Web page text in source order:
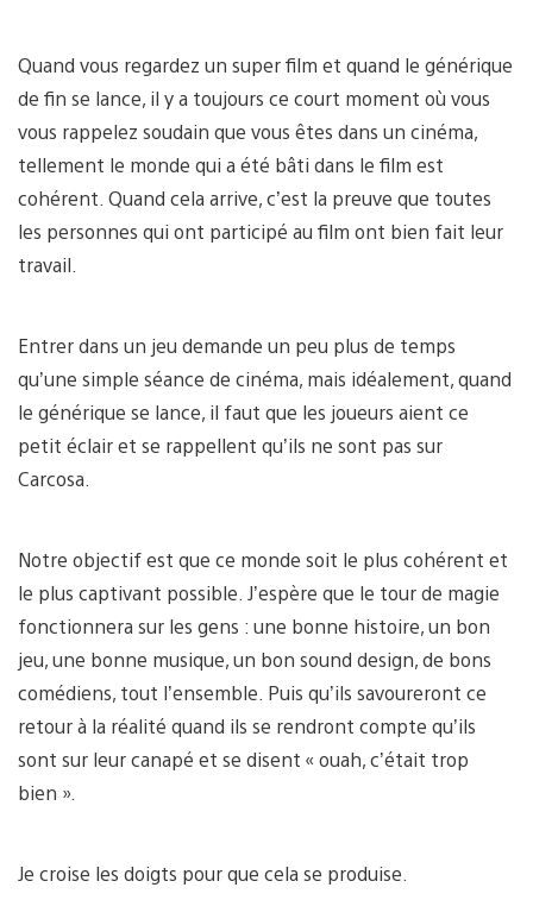
Quand vous regardez un super film et quand le générique
de fin se lance, il y a toujours ce court moment où vous
vous rappelez soudain que vous êtes dans un cinéma,
tellement le monde qui a été bâti dans le film est
cohérent. Quand cela arrive, c’est la preuve que toutes
les personnes qui ont participé au film ont bien fait leur
travail.
Entrer dans un jeu demande un peu plus de temps
qu’une simple séance de cinéma, mais idéalement, quand
le générique se lance, il faut que les joueurs aient ce
petit éclair et se rappellent qu’ils ne sont pas sur
Carcosa.
Notre objectif est que ce monde soit le plus cohérent et
le plus captivant possible. J’espère que le tour de magie
fonctionnera sur les gens : une bonne histoire, un bon
jeu, une bonne musique, un bon sound design, de bons
comédiens, tout l’ensemble. Puis qu’ils savoureront ce
retour à la réalité quand ils se rendront compte qu’ils
sont sur leur canapé et se disent « ouah, c’était trop
bien ».
Je croise les doigts pour que cela se produise.